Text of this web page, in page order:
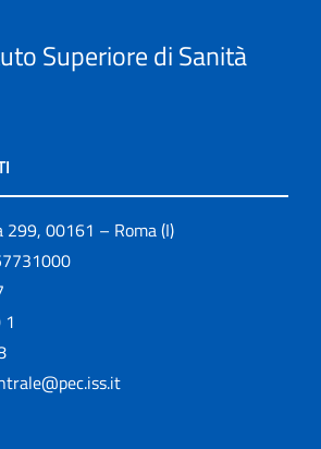
Superiore di Sanità
299, 00161 – Roma (I)